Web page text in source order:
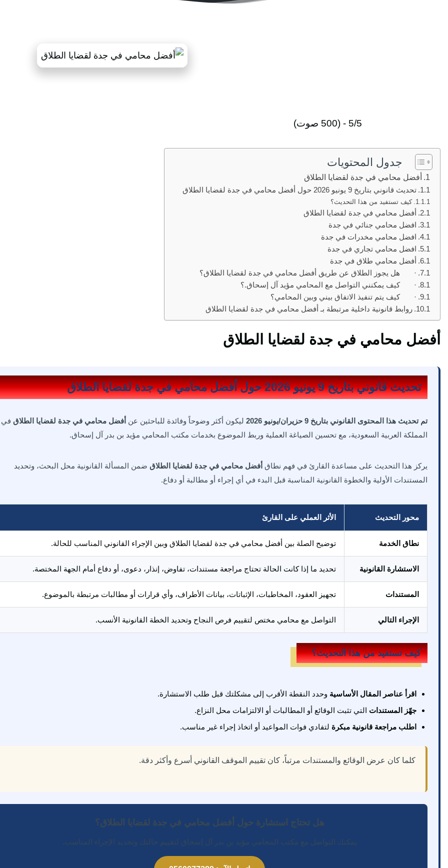
5/5 - (500 صوت)
جدول المحتويات
أفضل محامي في جدة لقضايا الطلاق
تحديث قانوني بتاريخ 9 يونيو 2026 حول أفضل محامي في جدة لقضايا الطلاق
كيف تستفيد من هذا التحديث؟
أفضل محامي في جدة لقضايا الطلاق
افضل محامي جنائي في جدة
افضل محامي مخدرات في جدة
افضل محامي تجاري في جدة
أفضل محامي طلاق في جدة
· هل يجوز الطلاق عن طريق أفضل محامي في جدة لقضايا الطلاق؟
· كيف يمكنني التواصل مع المحامي مؤيد آل إسحاق.؟
· كيف يتم تنفيذ الاتفاق بيني وبين المحامي؟
روابط قانونية داخلية مرتبطة بـ أفضل محامي في جدة لقضايا الطلاق
أفضل محامي في جدة لقضايا الطلاق
تحديث قانوني بتاريخ 9 يونيو 2026 حول أفضل محامي في جدة لقضايا الطلاق
تم تحديث هذا المحتوى القانوني بتاريخ 9 حزيران/يونيو 2026 ليكون أكثر وضوحاً وفائدة للباحثين عن أفضل محامي في جدة لقضايا الطلاق في
المملكة العربية السعودية، مع تحسين الصياغة العملية وربط الموضوع بخدمات مكتب المحامي مؤيد بن بدر آل إسحاق.
يركز هذا التحديث على مساعدة القارئ في فهم نطاق أفضل محامي في جدة لقضايا الطلاق ضمن المسألة القانونية محل البحث، وتحديد
المستندات الأولية والخطوة القانونية المناسبة قبل البدء في أي إجراء أو مطالبة أو دفاع.
محور التحديث الأثر العملي على القارئ
نطاق الخدمة توضيح الصلة بين أفضل محامي في جدة لقضايا الطلاق وبين الإجراء القانوني المناسب للحالة.
الاستشارة القانونية تحديد ما إذا كانت الحالة تحتاج مراجعة مستندات، تفاوض، إنذار، دعوى، أو دفاع أمام الجهة المختصة.
المستندات تجهيز العقود، المخاطبات، الإثباتات، بيانات الأطراف، وأي قرارات أو مطالبات مرتبطة بالموضوع.
الإجراء التالي التواصل مع محامي مختص لتقييم فرص النجاح وتحديد الخطة القانونية الأنسب.
كيف تستفيد من هذا التحديث؟
اقرأ عناصر المقال الأساسية وحدد النقطة الأقرب إلى مشكلتك قبل طلب الاستشارة.
جهّز المستندات التي تثبت الوقائع أو المطالبات أو الالتزامات محل النزاع.
اطلب مراجعة قانونية مبكرة لتفادي فوات المواعيد أو اتخاذ إجراء غير مناسب.
كلما كان عرض الوقائع والمستندات مرتباً، كان تقييم الموقف القانوني أسرع وأكثر دقة.
هل تحتاج استشارة حول أفضل محامي في جدة لقضايا الطلاق؟
يمكنك التواصل مع مكتب المحامي مؤيد بن بدر آل إسحاق لتقييم حالتك وتحديد الإجراء المناسب.